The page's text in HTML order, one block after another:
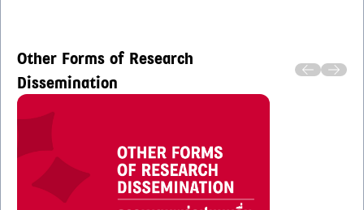
Other Forms of Research
Dissemination